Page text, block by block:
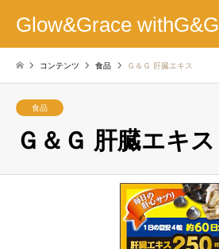
Glow&Grace withG&G
コンテンツ 食品 Ｇ＆Ｇ 肝臓エキス
食品
Ｇ＆Ｇ 肝臓エキス